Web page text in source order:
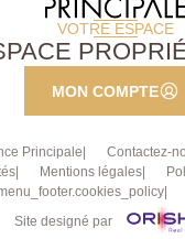
VOTRE ESPACE
MON COMPTE
Principale Contactez-
Mentions légales
Site designé par